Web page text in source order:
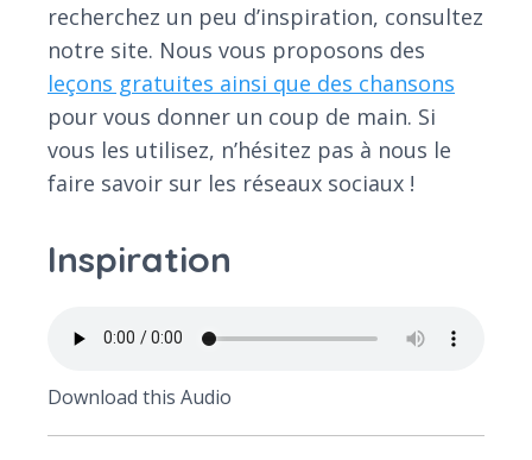
recherchez un peu d’inspiration, consultez
notre site. Nous vous proposons des
leçons gratuites ainsi que des chansons
pour vous donner un coup de main. Si
vous les utilisez, n’hésitez pas à nous le
faire savoir sur les réseaux sociaux !
Inspiration
Download this Audio